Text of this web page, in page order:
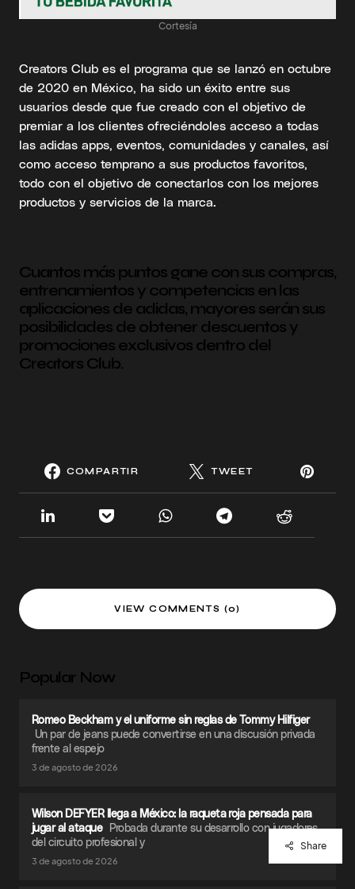
Cortesía
Creators Club es el programa que se lanzó en octubre
de 2020 en México, ha sido un éxito entre sus
usuarios desde que fue creado con el objetivo de
premiar a los clientes ofreciéndoles acceso a todas
las adidas apps, eventos, comunidades y canales, así
como acceso temprano a sus productos favoritos,
todo con el objetivo de conectarlos con los mejores
productos y servicios de la marca.
Cuantos más puntos gane con sus compras,
entrenamientos y competencias en las
aplicaciones de adidas, mayores serán sus
posibilidades de obtener descuentos y
promociones exclusivos dentro del
Creators Club.
COMPARTIR TWEET
VIEW COMMENTS (0)
Popular Now
Romeo Beckham y el uniforme sin reglas de Tommy Hilfiger
Un par de jeans puede convertirse en una discusión privada
frente al espejo
3 de agosto de 2026
Wilson DEFYER llega a México: la raqueta roja pensada para
jugar al ataque Probada durante su desarrollo con jugadores
del circuito profesional y
3 de agosto de 2026
Share